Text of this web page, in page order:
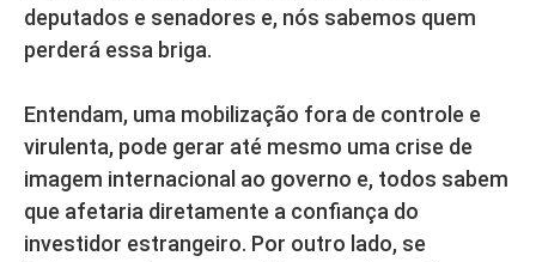
deputados e senadores e, nós sabemos quem
perderá essa briga.
Entendam, uma mobilização fora de controle e
virulenta, pode gerar até mesmo uma crise de
imagem internacional ao governo e, todos sabem
que afetaria diretamente a confiança do
investidor estrangeiro. Por outro lado, se